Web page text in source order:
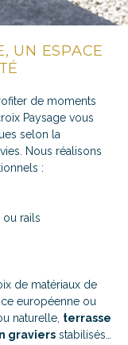
UN ESPACE
de moments
Paysage vous
selon la
Nous réalisons
:
rails
de matériaux de
européenne ou
naturelle, terrasse
graviers stabilisés…